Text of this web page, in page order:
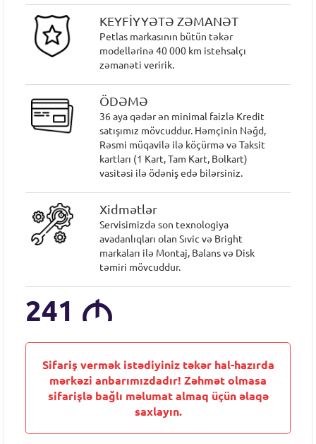
KEYFİYYƏTƏ ZƏMANƏT
Petlas markasının bütün təkər
modellərinə 40 000 km istehsalçı
zəmanəti veririk.
ÖDƏMƏ
36 aya qədər ən minimal faizlə Kredit
satışımız mövcuddur. Həmçinin Nəğd,
Rəsmi müqavilə ilə köçürmə və Taksit
kartları (1 Kart, Tam Kart, Bolkart)
vasitəsi ilə ödəniş edə bilərsiniz.
Xidmətlər
Servisimizdə son texnologiya
avadanlıqları olan Sıvic və Bright
markaları ilə Montaj, Balans və Disk
təmiri mövcuddur.
241 M
Sifariş vermək istədiyiniz təkər hal-hazırda
mərkəzi anbarımızdadır! Zəhmət olmasa
sifarişlə bağlı məlumat almaq üçün əlaqə
saxlayın.